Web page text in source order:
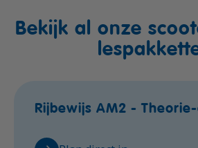
Bekijk al onze
Rijbewijs AM2 -